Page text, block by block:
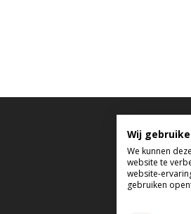
di t/m
vr
Wij
We kunnen
website te
website-
gebruiken